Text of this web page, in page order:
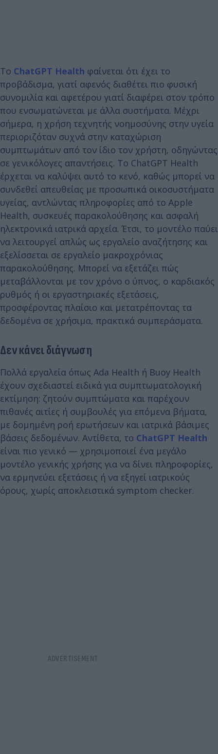
Το ChatGPT Health φαίνεται ότι έχει το
προβάδισμα, γιατί αφενός διαθέτει πιο φυσική
συνομιλία και αφετέρου γιατί διαφέρει στον τρόπο
που ενσωματώνεται με άλλα συστήματα. Μέχρι
σήμερα, η χρήση τεχνητής νοημοσύνης στην υγεία
περιοριζόταν συχνά στην καταχώριση
συμπτωμάτων από τον ίδιο τον χρήστη, οδηγώντας
σε γενικόλογες απαντήσεις. Το ChatGPT Health
έρχεται να καλύψει αυτό το κενό, καθώς μπορεί να
συνδεθεί απευθείας με προσωπικά οικοσυστήματα
υγείας, αντλώντας πληροφορίες από το Apple
Health, συσκευές παρακολούθησης και ασφαλή
ηλεκτρονικά ιατρικά αρχεία. Έτσι, το μοντέλο παύει
να λειτουργεί απλώς ως εργαλείο αναζήτησης και
εξελίσσεται σε εργαλείο μακροχρόνιας
παρακολούθησης. Μπορεί να εξετάζει πώς
μεταβάλλονται με τον χρόνο ο ύπνος, ο καρδιακός
ρυθμός ή οι εργαστηριακές εξετάσεις,
προσφέροντας πλαίσιο και μετατρέποντας τα
δεδομένα σε χρήσιμα, πρακτικά συμπεράσματα.
Δεν κάνει διάγνωση
Πολλά εργαλεία όπως Ada Health ή Buoy Health
έχουν σχεδιαστεί ειδικά για συμπτωματολογική
εκτίμηση: ζητούν συμπτώματα και παρέχουν
πιθανές αιτίες ή συμβουλές για επόμενα βήματα,
με δομημένη ροή ερωτήσεων και ιατρικά βάσιμες
βάσεις δεδομένων. Αντίθετα, το ChatGPT Health
είναι πιο γενικό — χρησιμοποιεί ένα μεγάλο
μοντέλο γενικής χρήσης για να δίνει πληροφορίες,
να ερμηνεύει εξετάσεις ή να εξηγεί ιατρικούς
όρους, χωρίς αποκλειστικά symptom checker.